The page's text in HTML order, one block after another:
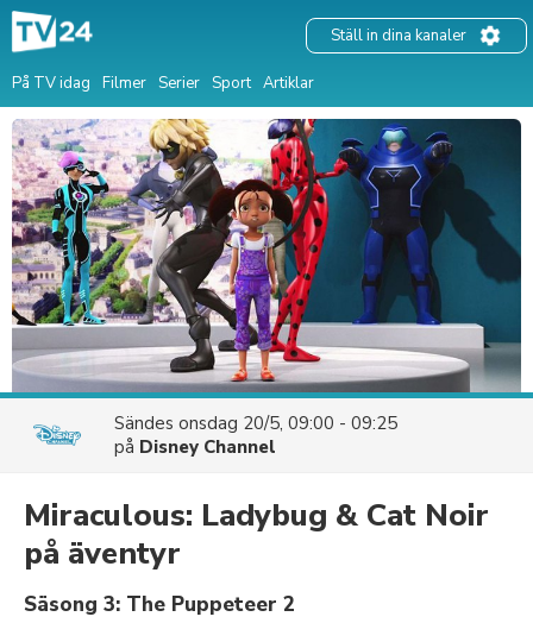
På TV idag Filmer Serier Sport Artiklar
Ställ in dina kanaler
Sändes onsdag 20/5, 09:00 - 09:25
på Disney Channel
Miraculous: Ladybug & Cat Noir
på äventyr
Säsong 3: The Puppeteer 2